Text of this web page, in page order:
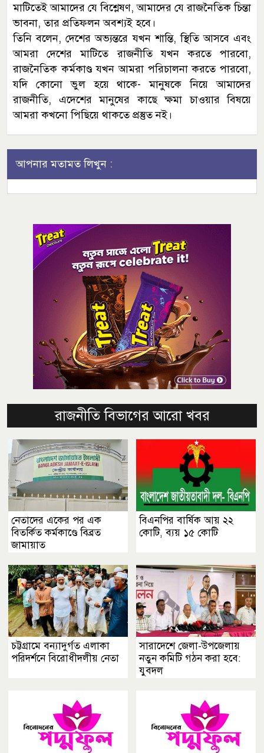
মাটিতেই আমাদের যে বিশ্লেষণ, আমাদের যে রাজনৈতিক চিন্তা
ভাবনা, তার প্রতিফলন অবশ্যই হবে।
তিনি বলেন, দেশের অভ্যন্তরে যখন শান্তি, স্থিতি আসবে এবং
আমরা দেশের মাটিতে রাজনীতি যখন করতে পারবো,
রাজনৈতিক কর্মকাণ্ড যখন আমরা পরিচালনা করতে পারবো,
যদি কোনো ভুল হয়ে থাকে- মানুষকে নিয়ে আমাদের
রাজনীতি, এদেশের মানুষের কাছে ক্ষমা চাওয়ার বিষয়ে
আমরা কখনো পিছিয়ে থাকতে প্রস্তুত নই।
আপনার মতামত লিখুন :
রাজনীতি বিভাগের আরো খবর
নেতাদের একের পর এক
বিতর্কিত কর্মকাণ্ডে বিব্রত
জামায়াত
বিএনপির বার্ষিক আয় ২২
কোটি, ব্যয় ১৫ কোটি
চট্টগ্রামে বন্যাদুর্গত এলাকা
পরিদর্শনে বিরোধীদলীয় নেতা
সারাদেশে জেলা-উপজেলায়
নতুন কমিটি গঠন করা হবে:
যুবদল